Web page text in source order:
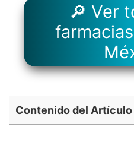
🔎 Ver
Contenido del Artículo